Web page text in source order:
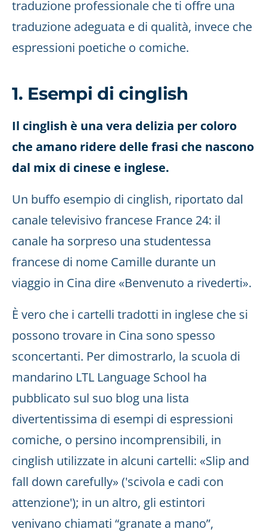
traduzione professionale che ti offre una
traduzione adeguata e di qualità, invece che
espressioni poetiche o comiche.
1. Esempi di cinglish
Il cinglish è una vera delizia per coloro
che amano ridere delle frasi che nascono
dal mix di cinese e inglese.
Un buffo esempio di cinglish, riportato dal
canale televisivo francese France 24: il
canale ha sorpreso una studentessa
francese di nome Camille durante un
viaggio in Cina dire «Benvenuto a rivederti».
È vero che i cartelli tradotti in inglese che si
possono trovare in Cina sono spesso
sconcertanti. Per dimostrarlo, la scuola di
mandarino LTL Language School ha
pubblicato sul suo blog una lista
divertentissima di esempi di espressioni
comiche, o persino incomprensibili, in
cinglish utilizzate in alcuni cartelli: «Slip and
fall down carefully» ('scivola e cadi con
attenzione'); in un altro, gli estintori
venivano chiamati “granate a mano”,